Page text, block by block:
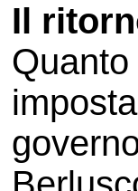
Il